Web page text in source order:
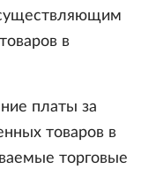
в
платы за
товаров в
торговые